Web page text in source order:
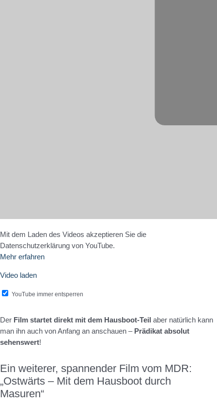
Mit dem Laden des Videos akzeptieren Sie die
Datenschutzerklärung von YouTube.
Mehr erfahren
Video laden
YouTube immer entsperren
Der Film startet direkt mit dem Hausboot-Teil aber natürlich kann
man ihn auch von Anfang an anschauen – Prädikat absolut
sehenswert!
Ein weiterer, spannender Film vom MDR:
„Ostwärts – Mit dem Hausboot durch
Masuren“